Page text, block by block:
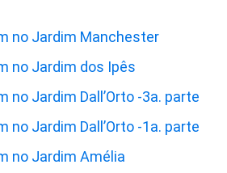
no Jardim Manchester
no Jardim dos Ipês
no Jardim Dall’Orto -3a. parte
no Jardim Dall’Orto -1a. parte
no Jardim Amélia